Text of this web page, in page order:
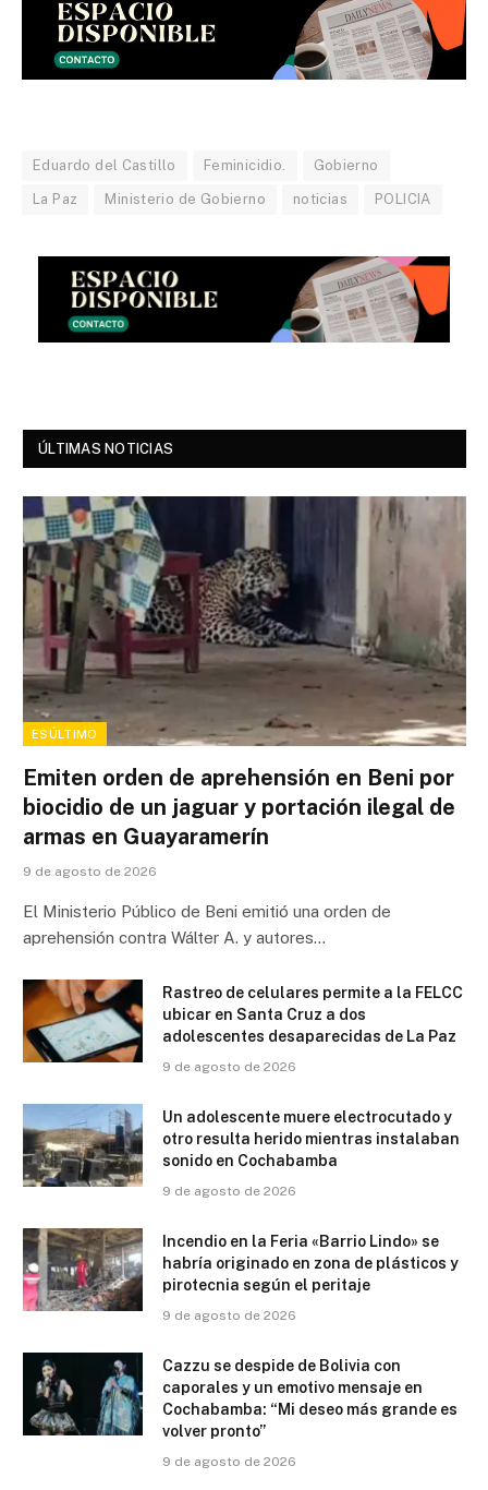
Eduardo del Castillo Feminicidio. Gobierno
La Paz Ministerio de Gobierno noticias POLICIA
ÚLTIMAS NOTICIAS
ESÚLTIMO
Emiten orden de aprehensión en Beni por
biocidio de un jaguar y portación ilegal de
armas en Guayaramerín
9 de agosto de 2026
El Ministerio Público de Beni emitió una orden de
aprehensión contra Wálter A. y autores…
Rastreo de celulares permite a la FELCC
ubicar en Santa Cruz a dos
adolescentes desaparecidas de La Paz
9 de agosto de 2026
Un adolescente muere electrocutado y
otro resulta herido mientras instalaban
sonido en Cochabamba
9 de agosto de 2026
Incendio en la Feria «Barrio Lindo» se
habría originado en zona de plásticos y
pirotecnia según el peritaje
9 de agosto de 2026
Cazzu se despide de Bolivia con
caporales y un emotivo mensaje en
Cochabamba: “Mi deseo más grande es
volver pronto”
9 de agosto de 2026